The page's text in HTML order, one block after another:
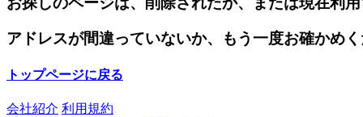
アドレスが間違っていないか、もう一度お確かめ
トップページに戻る
会社紹介 利用規約